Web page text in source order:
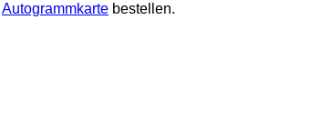
Autogrammkarte bestellen.